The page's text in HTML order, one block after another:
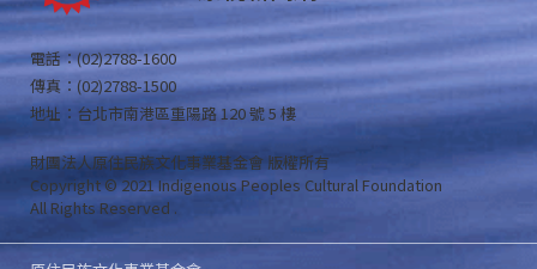
電話：(02)2788-1600
傳真：(02)2788-1500
地址：台北市南港區重陽路 120 號 5 樓
財團法人原住民族文化事業基金會 版權所有
Copyright © 2021 Indigenous Peoples Cultural Foundation
All Rights Reserved .